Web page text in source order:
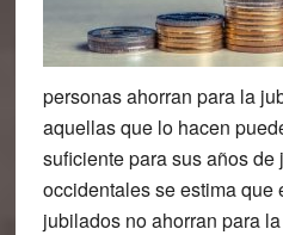
personas ahorran para la
aquellas que lo hacen
suficiente para sus años
occidentales se estima que
jubilados no ahorran para